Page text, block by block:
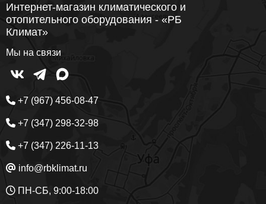
Интернет-магазин климатического и
отопительного оборудования - «РБ
Климат»
Мы на связи
+7 (967) 456-08-47
+7 (347) 298-32-98
+7 (347) 226-11-13
info@rbklimat.ru
ПН-СБ, 9:00-18:00